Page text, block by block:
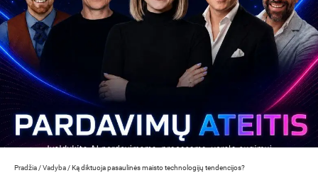
Pradžia /Vadyba /Ką diktuoja pasaulinės maisto technologijų tendencijos?